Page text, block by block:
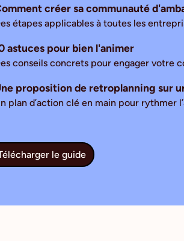
créer sa communauté
étapes applicables à toutes les
astuces pour bien l'animer
conseils concrets pour engager votre
proposition de retroplanning sur
plan d’action clé en main pour rythmer
le guide